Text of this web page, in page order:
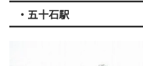
・五十石駅